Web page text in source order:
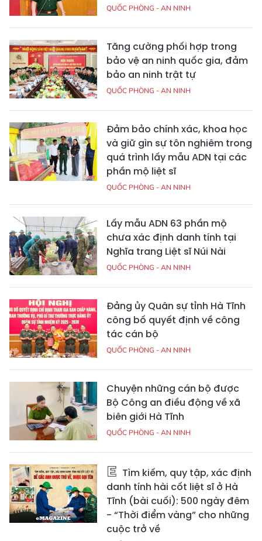
QUỐC PHÒNG - AN NINH
Tăng cường phối hợp trong
bảo vệ an ninh quốc gia, đảm
bảo an ninh trật tự
QUỐC PHÒNG - AN NINH
Đảm bảo chính xác, khoa học
và giữ gìn sự tôn nghiêm trong
quá trình lấy mẫu ADN tại các
phần mộ liệt sĩ
QUỐC PHÒNG - AN NINH
Lấy mẫu ADN 63 phần mộ
chưa xác định danh tính tại
Nghĩa trang Liệt sĩ Núi Nài
QUỐC PHÒNG - AN NINH
Đảng ủy Quân sự tỉnh Hà Tĩnh
công bố quyết định về công
tác cán bộ
QUỐC PHÒNG - AN NINH
Chuyện những cán bộ được
Bộ Công an điều động về xã
biên giới Hà Tĩnh
QUỐC PHÒNG - AN NINH
Tìm kiếm, quy tập, xác định
danh tính hài cốt liệt sĩ ở Hà
Tĩnh (bài cuối): 500 ngày đêm
- “Thời điểm vàng” cho những
cuộc trở về